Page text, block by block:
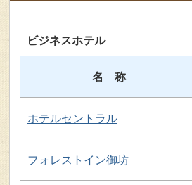
ビジネスホテル
名 称
ホテルセントラル
フォレストイン御坊